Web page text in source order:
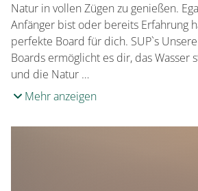
Natur in vollen Zügen zu genießen.
Anfänger bist oder bereits Erfahrung
perfekte Board für dich. SUP`s
Boards ermöglicht es dir, das Wasser
und die Natur …
Mehr anzeigen